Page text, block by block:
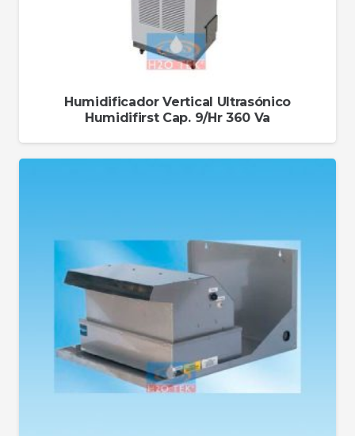
Humidificador Vertical Ultrasónico
Humidifirst Cap. 9/Hr 360 Va